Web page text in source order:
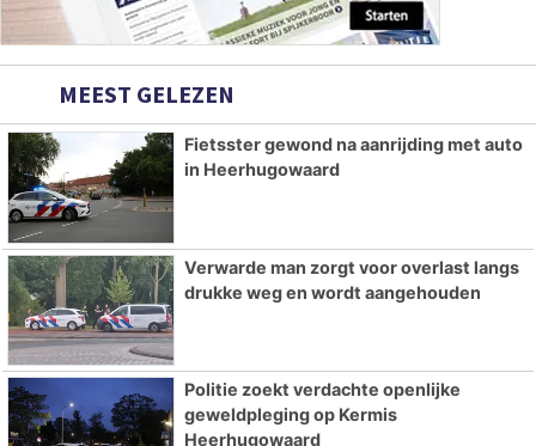
MEEST GELEZEN
Fietsster gewond na aanrijding met auto
in Heerhugowaard
Verwarde man zorgt voor overlast langs
drukke weg en wordt aangehouden
Politie zoekt verdachte openlijke
geweldpleging op Kermis
Heerhugowaard